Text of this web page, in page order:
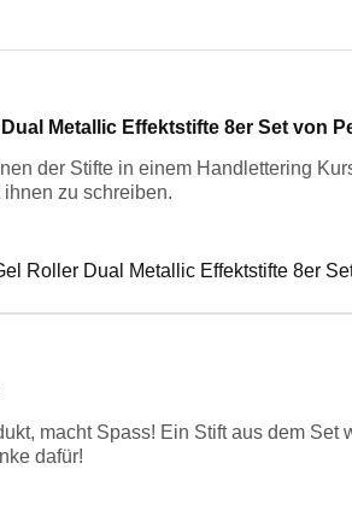
Metallic Effektstifte 8er Set von
der Stifte in einem Handlettering
ihnen zu schreiben.
Roller Dual Metallic Effektstifte 8er
macht Spass! Ein Stift aus dem
dafür!